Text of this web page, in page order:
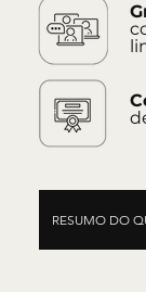
RESUMO DO